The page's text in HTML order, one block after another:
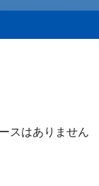
スはありません